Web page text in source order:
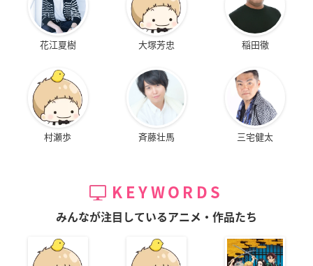
花江夏樹 大塚芳忠 稲田徹
村瀬歩 斉藤壮馬 三宅健太
KEYWORDS
みんなが注目しているアニメ・作品たち